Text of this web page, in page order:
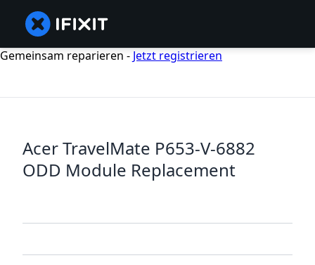
Gemeinsam reparieren - Jetzt registrieren
Acer TravelMate P653-V-6882
ODD Module Replacement